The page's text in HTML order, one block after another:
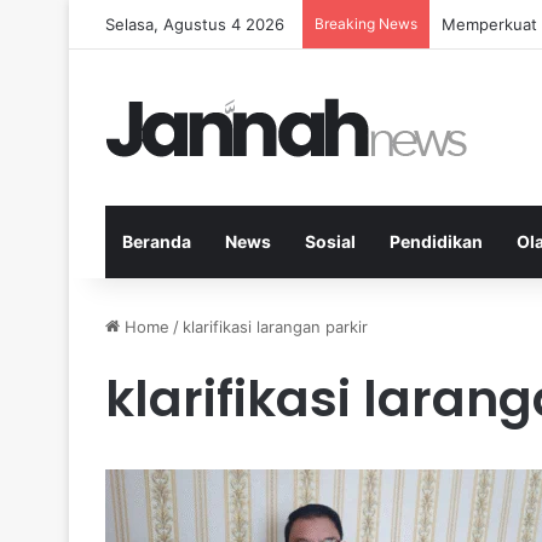
Selasa, Agustus 4 2026 Breaking News Memperkuat
Beranda News Sosial Pendidikan
Home / klarifikasi larangan parkir
klarifikasi